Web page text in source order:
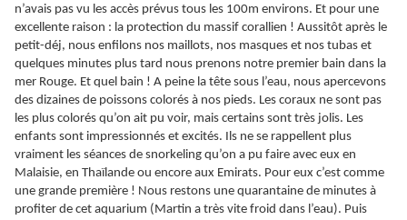
n’avais pas vu les accès prévus tous les 100m environs. Et pour une
excellente raison : la protection du massif corallien ! Aussitôt après le
petit-déj, nous enfilons nos maillots, nos masques et nos tubas et
quelques minutes plus tard nous prenons notre premier bain dans la
mer Rouge. Et quel bain ! A peine la tête sous l’eau, nous apercevons
des dizaines de poissons colorés à nos pieds. Les coraux ne sont pas
les plus colorés qu’on ait pu voir, mais certains sont très jolis. Les
enfants sont impressionnés et excités. Ils ne se rappellent plus
vraiment les séances de snorkeling qu’on a pu faire avec eux en
Malaisie, en Thaïlande ou encore aux Emirats. Pour eux c’est comme
une grande première ! Nous restons une quarantaine de minutes à
profiter de cet aquarium (Martin a très vite froid dans l’eau). Puis